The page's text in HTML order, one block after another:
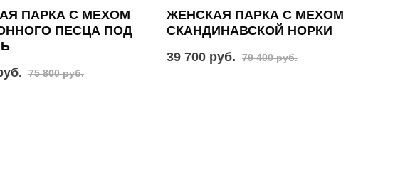
ПАРКА С МЕХОМ
ПЕСЦА ПОД
75 800 руб.
ЖЕНСКАЯ ПАРКА С МЕХОМ
СКАНДИНАВСКОЙ НОРКИ
39 700 руб.
79 400 руб.